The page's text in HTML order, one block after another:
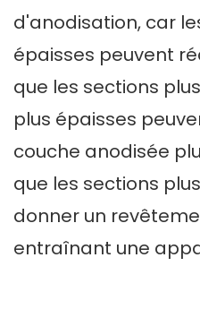
d'anodisation, car
épaisses peuvent
que les sections
plus épaisses
couche anodisée
que les sections
donner un
entraînant une